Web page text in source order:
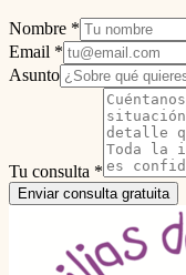
Nombre *
Email *
Asunto
Tu consulta *
Enviar consulta gratuita